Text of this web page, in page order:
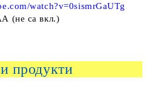
watch?v=0sismrGaUTg
(не са вкл.)
продукти